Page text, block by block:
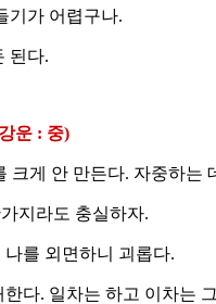
기가 어렵구나.
된다.
운 : 중)
크게 안 만든다. 자중하
지라도 충실하자.
를 외면하니 괴롭다.
다. 일차는 하고 이차는